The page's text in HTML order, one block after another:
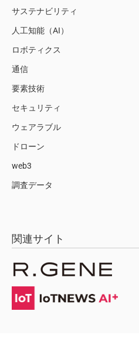
サステナビリティ
人工知能（AI）
ロボティクス
通信
要素技術
セキュリティ
ウェアラブル
ドローン
web3
調査データ
関連サイト